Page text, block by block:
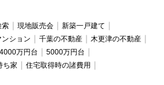
索 現地販売会
新築一戸建て
ション 千葉の不動産
木更津の不動産
4000万円台
5000万円台
ち家
住宅取得時の諸費用